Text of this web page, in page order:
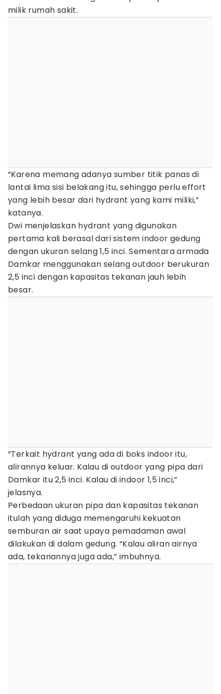
milik rumah sakit.
“Karena memang adanya sumber titik panas di
lantai lima sisi belakang itu, sehingga perlu effort
yang lebih besar dari hydrant yang kami miliki,”
katanya.
Dwi menjelaskan hydrant yang digunakan
pertama kali berasal dari sistem indoor gedung
dengan ukuran selang 1,5 inci. Sementara armada
Damkar menggunakan selang outdoor berukuran
2,5 inci dengan kapasitas tekanan jauh lebih
besar.
“Terkait hydrant yang ada di boks indoor itu,
alirannya keluar. Kalau di outdoor yang pipa dari
Damkar itu 2,5 inci. Kalau di indoor 1,5 inci,”
jelasnya.
Perbedaan ukuran pipa dan kapasitas tekanan
itulah yang diduga memengaruhi kekuatan
semburan air saat upaya pemadaman awal
dilakukan di dalam gedung. “Kalau aliran airnya
ada, tekanannya juga ada,” imbuhnya.